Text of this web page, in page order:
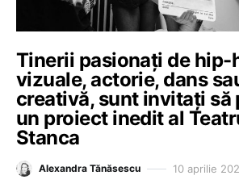
Tinerii pasionați de hip-
vizuale, actorie, dans
creativă, sunt invitați să
un proiect inedit al
Stanca
Alexandra Tănăsescu 10 aprilie